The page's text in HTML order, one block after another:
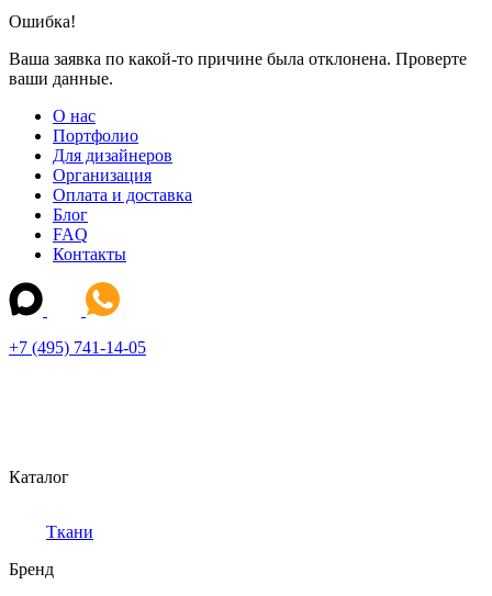
Ошибка!
Ваша заявка по какой-то причине была отклонена. Проверте
ваши данные.
О нас
Портфолио
Для дизайнеров
Организация
Оплата и доставка
Блог
FAQ
Контакты
+7 (495) 741-14-05
Каталог
Ткани
Бренд